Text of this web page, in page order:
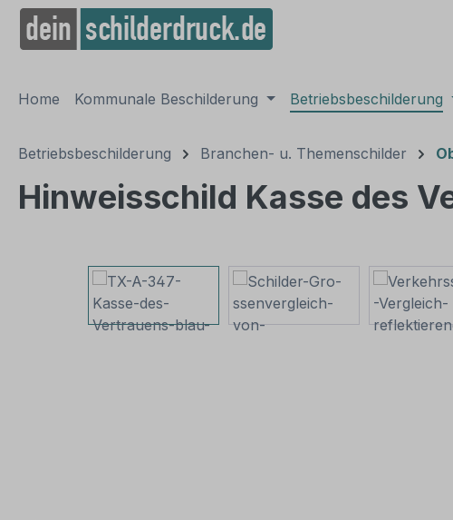
Zur Hauptnavigation springen
Home Kommunale Beschilderung Betriebsbeschilderung
Betriebsbeschilderung Branchen- u. Themenschilder
Hinweisschild Kasse des
Bildergalerie überspringen